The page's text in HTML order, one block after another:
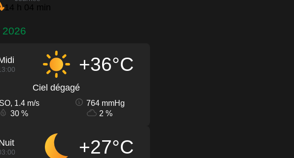
14 h 04 min
+36°C
Ciel dégagé
SO, 1.4 m/s
764 mmHg
30 %
2 %
+27°C